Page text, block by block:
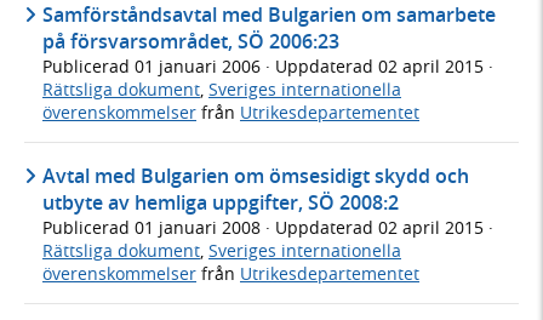
Samförståndsavtal med Bulgarien om samarbete
på försvarsområdet, SÖ 2006:23
Publicerad 01 januari 2006 · Uppdaterad 02 april 2015 ·
Rättsliga dokument, Sveriges internationella
överenskommelser från Utrikesdepartementet
Avtal med Bulgarien om ömsesidigt skydd och
utbyte av hemliga uppgifter, SÖ 2008:2
Publicerad 01 januari 2008 · Uppdaterad 02 april 2015 ·
Rättsliga dokument Sveriges internationella
överenskommelser från Utrikesdepartementet